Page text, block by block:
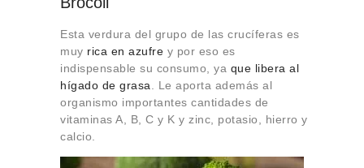
Esta verdura del grupo de las crucíferas es
muy rica en azufre y por eso es
indispensable su consumo, ya que libera al
hígado de grasa . Le aporta además al
organismo importantes cantidades de
vitaminas A, B, C y K y zinc, potasio, hierro y
calcio.